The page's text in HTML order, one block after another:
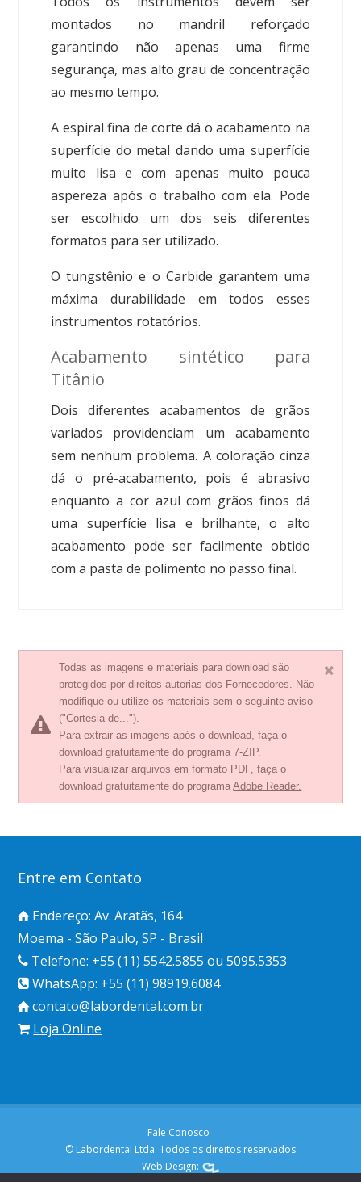
montados no mandril reforçado
garantindo não apenas uma firme
segurança, mas alto grau de concentração
ao mesmo tempo.
A espiral fina de corte dá o acabamento na
superfície do metal dando uma superfície
muito lisa e com apenas muito pouca
aspereza após o trabalho com ela. Pode
ser escolhido um dos seis diferentes
formatos para ser utilizado.
O tungstênio e o Carbide garantem uma
máxima durabilidade em todos esses
instrumentos rotatórios.
Acabamento sintético para
Titânio
Dois diferentes acabamentos de grãos
variados providenciam um acabamento
sem nenhum problema. A coloração cinza
dá o pré-acabamento, pois é abrasivo
enquanto a cor azul com grãos finos dá
uma superfície lisa e brilhante, o alto
acabamento pode ser facilmente obtido
com a pasta de polimento no passo final.
Todas as imagens e materiais para download são
protegidos por direitos autorias dos Fornecedores. Não
modifique ou utilize os materiais sem o seguinte aviso
("Cortesia de...").
Para extrair as imagens após o download, faça o
download gratuitamente do programa7-ZIP.
Para visualizar arquivos em formato PDF, faça o
download gratuitamente do programaAdobe Reader.
Entre em Contato
Endereço: Av. Aratãs, 164
Moema - São Paulo, SP - Brasil
Telefone: +55 (11) 5542.5855 ou 5095.5353
WhatsApp: +55 (11) 98919.6084
contato@labordental.com.br
Loja Online
Fale Conosco
© Labordental Ltda. Todos os direitos reservados
Web Design: